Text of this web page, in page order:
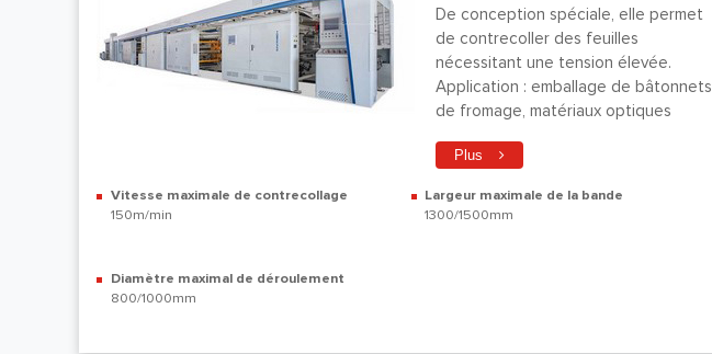
De conception spéciale, elle permet
de contrecoller des feuilles
nécessitant une tension élevée.
Application : emballage de bâtonnets
de fromage, matériaux optiques
Plus
Vitesse maximale de contrecollage
150m/min
Largeur maximale de la bande
1300/1500mm
Diamètre maximal de déroulement
800/1000mm